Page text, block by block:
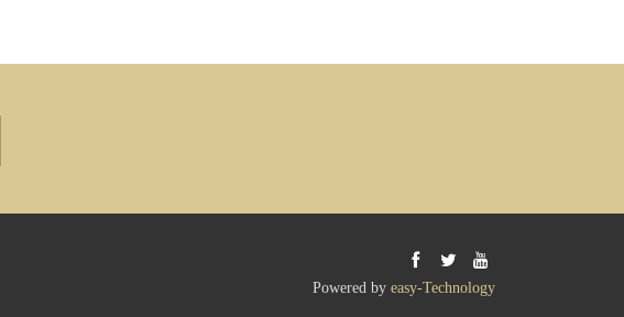
Powered by easy-Technology